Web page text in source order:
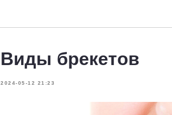
Виды брекетов
2024-05-12 21:23